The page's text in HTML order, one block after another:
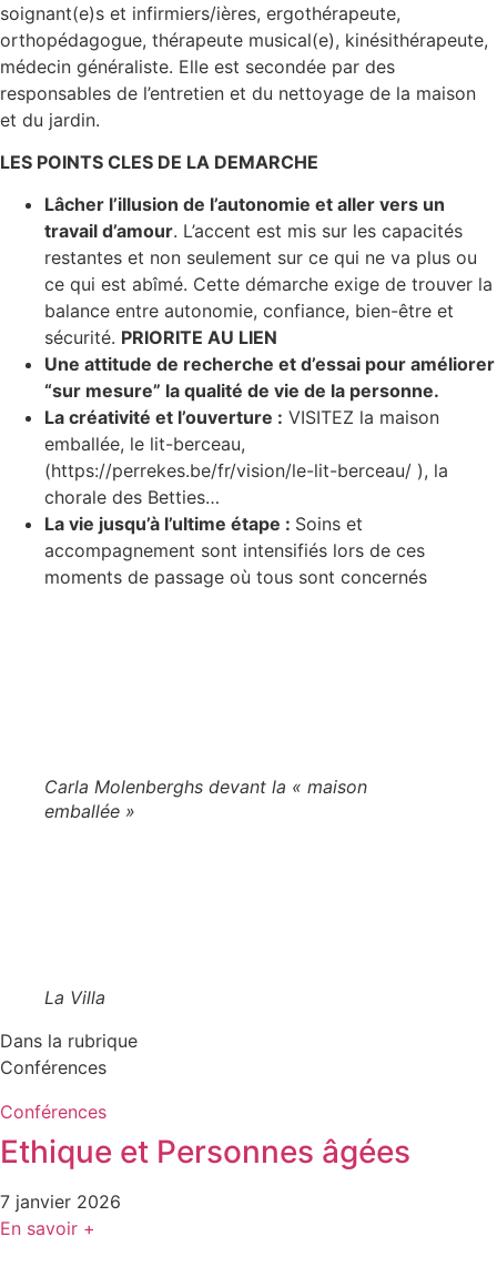
soignant(e)s et infirmiers/ières, ergothérapeute,
orthopédagogue, thérapeute musical(e), kinésithérapeute,
médecin généraliste. Elle est secondée par des
responsables de l’entretien et du nettoyage de la maison
et du jardin.
LES POINTS CLES DE LA DEMARCHE
Lâcher l’illusion de l’autonomie et aller vers un
travail d’amour. L’accent est mis sur les capacités
restantes et non seulement sur ce qui ne va plus ou
ce qui est abîmé. Cette démarche exige de trouver la
balance entre autonomie, confiance, bien-être et
sécurité. PRIORITE AU LIEN
Une attitude de recherche et d’essai pour améliorer
“sur mesure” la qualité de vie de la personne.
La créativité et l’ouverture : VISITEZ la maison
emballée, le lit-berceau,
(https://perrekes.be/fr/vision/le-lit-berceau/ ), la
chorale des Betties…
La vie jusqu’à l’ultime étape : Soins et
accompagnement sont intensifiés lors de ces
moments de passage où tous sont concernés
Carla Molenberghs devant la « maison
emballée »
La Villa
Dans la rubrique
Conférences
Conférences
Ethique et Personnes âgées
7 janvier 2026
En savoir +